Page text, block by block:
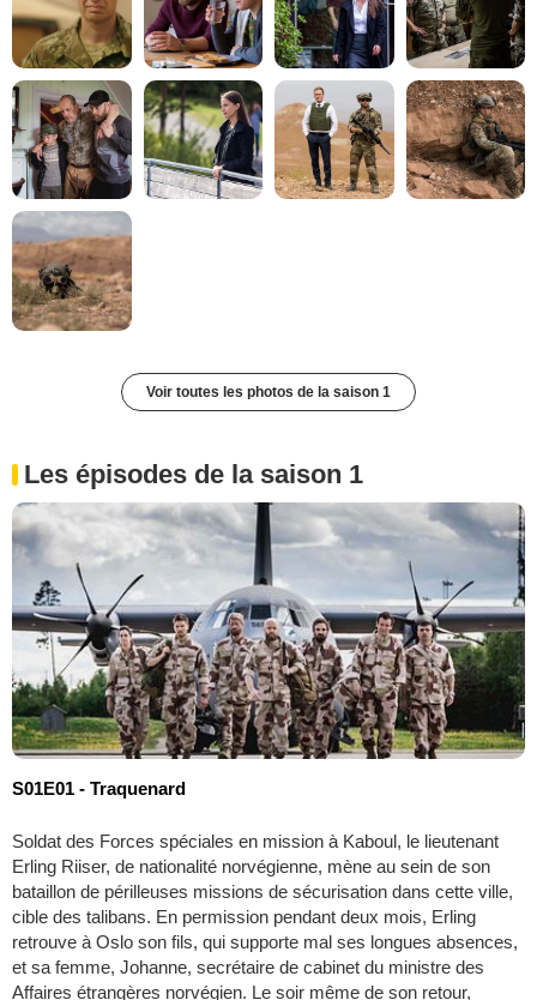
Voir toutes les photos de la saison 1
Les épisodes de la saison 1
S01E01 - Traquenard
Soldat des Forces spéciales en mission à Kaboul, le lieutenant
Erling Riiser, de nationalité norvégienne, mène au sein de son
bataillon de périlleuses missions de sécurisation dans cette ville,
cible des talibans. En permission pendant deux mois, Erling
retrouve à Oslo son fils, qui supporte mal ses longues absences,
et sa femme, Johanne, secrétaire de cabinet du ministre des
Affaires étrangères norvégien. Le soir même de son retour,